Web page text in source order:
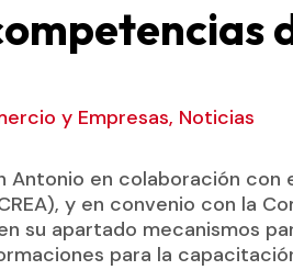
y Empresas, Noticias
Antonio en colaboración con
y en convenio con la
su apartado mecanismos
para la